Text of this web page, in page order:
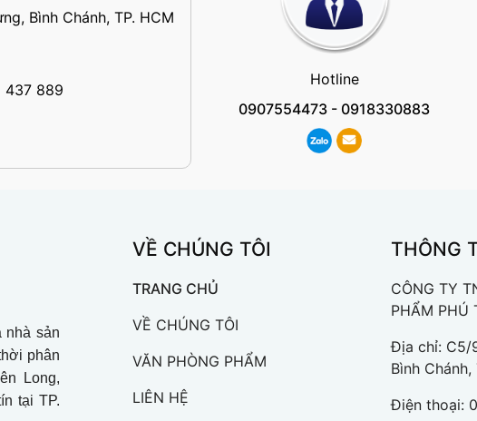
Bình Chánh, TP. HCM
437 889
Hotline
0907554473 - 0918330883
nhà sản
phân
Long,
tại TP.
VỀ CHÚNG TÔI
TRANG CHỦ
VỀ CHÚNG TÔI
VĂN PHÒNG PHẨM
LIÊN HỆ
THÔNG
CÔNG TY
PHẨM PHÚ
Địa chỉ: C5/
Bình Chánh,
Điện thoại: